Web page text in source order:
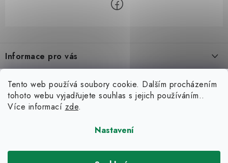
Tento web používá soubory cookie. Dalším procházením
tohoto webu vyjadřujete souhlas s jejich používáním..
Více informací zde.
Nastavení
p
a
Informace pro vás
O nás
Servis
Možná hledáte
Zvedáky
Blog
Jak vybrat čtyřsloupový zvedák: Kompletní průvodce od A do Z
PROFO HK, a.s.